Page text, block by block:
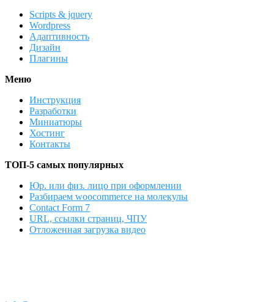
Scripts & jquery
Wordpress
Адаптивность
Дизайн
Плагины
Меню
Инструкция
Разработки
Миниатюры
Хостинг
Контакты
ТОП-5 самых популярных
Юр. или физ. лицо при оформлении
Разбираем woocommerce на молекулы
Contact Form 7
URL, ссылки страниц, ЧПУ
Отложенная загрузка видео